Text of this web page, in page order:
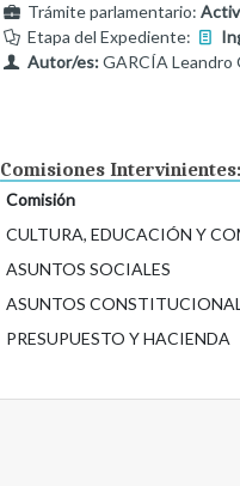
Trámite parlamentario:
Etapa del Expediente:
Autor/es:GARCÍA Leandro
Comisiones Intervinientes:
Comisión
CULTURA, EDUCACIÓN Y
ASUNTOS SOCIALES
ASUNTOS
PRESUPUESTO Y HACIENDA